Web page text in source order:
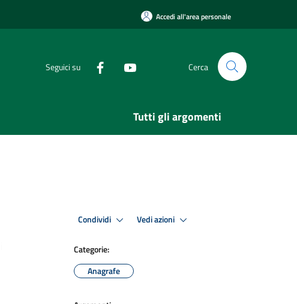
Accedi all'area personale
Seguici su Cerca
Tutti gli argomenti
Condividi Vedi azioni
Categorie:
Anagrafe